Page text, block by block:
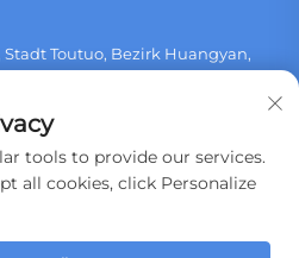
Toutuo, Bezirk Huangyan,
tools to provide our services.
all cookies, click Personalize